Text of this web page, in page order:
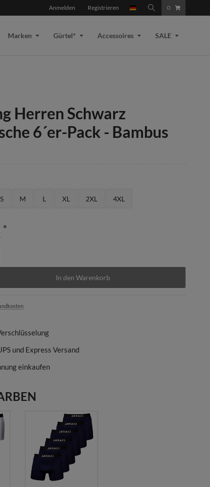
Anmelden Registrieren 0
Marken Gürtel* Accessoires SALE
Herren Schwarz
6´er-Pack - Bambus
S M L XL 2XL 4XL
*
In den Warenkorb
und Express Versand
einkaufen